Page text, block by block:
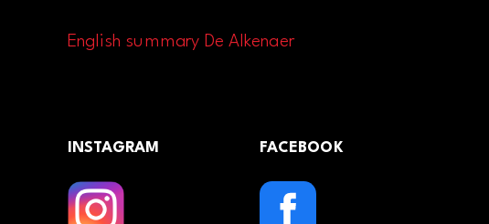
English summary De Alkenaer
INSTAGRAM FACEBOOK